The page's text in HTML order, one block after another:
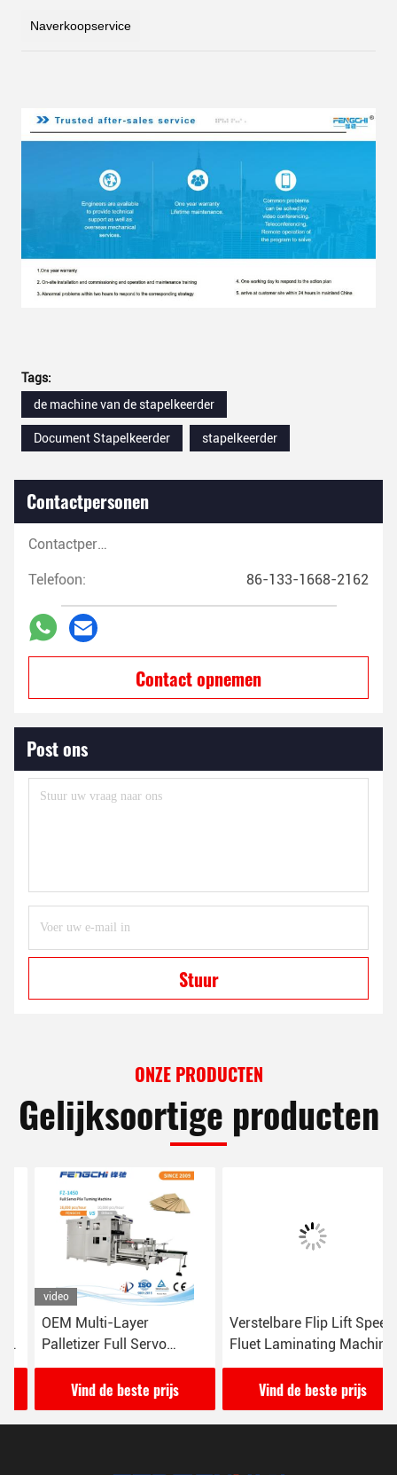
Naverkoopservice
Tags:
de machine van de stapelkeerder
Document Stapelkeerder stapelkeerder
Contactpersonen
Contactpersonen:
Telefoon: 86-133-1668-2162
Contact opnemen
Post ons
Stuur
ONZE PRODUCTEN
Gelijksoortige producten
video
OEM Multi-Layer
Palletizer Full Servo
Motion Control voor
volledige
verpakkingsassemblagelijn
Vind de beste prijs
Verstelbare Flip Lift Speed
Fluet Laminating Machine
voor het stapelen van
papierstapelVind de beste prijs